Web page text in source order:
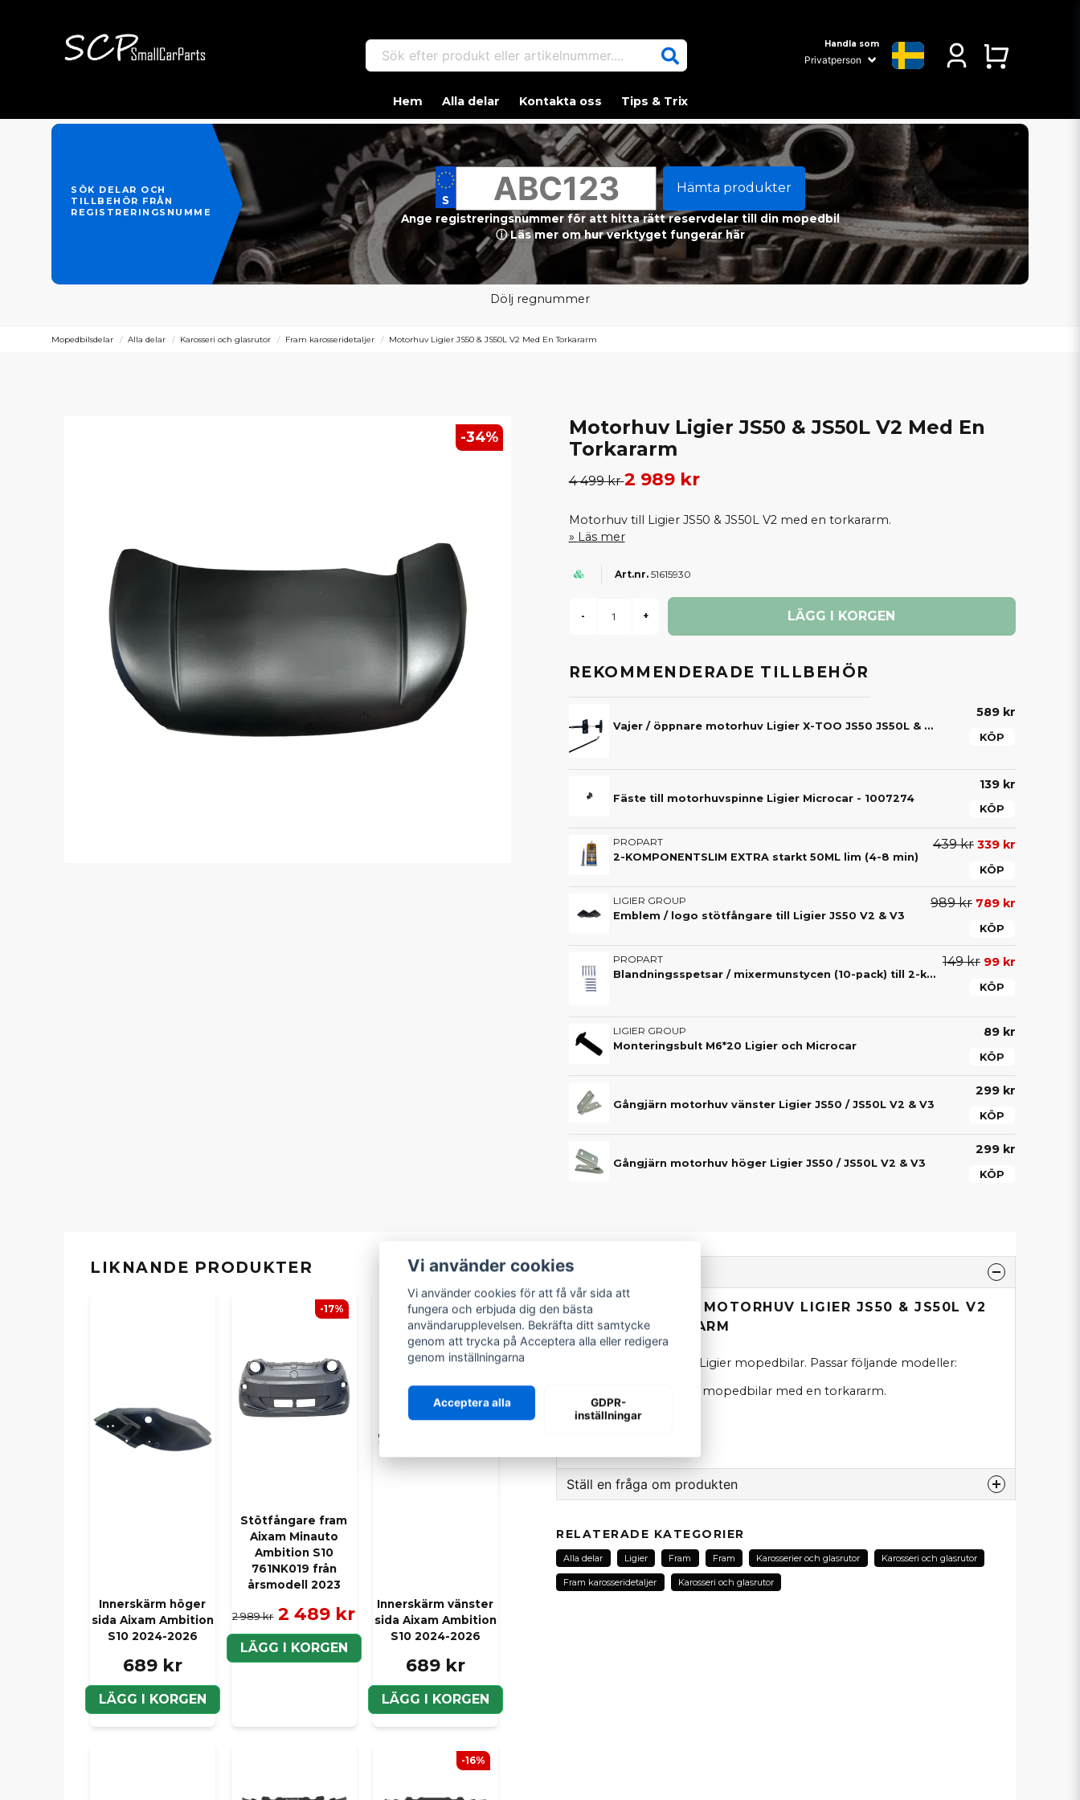
Sök efter produkt eller artikelnummer.... Handla som
Hem Alla delar Kontakta oss Tips & Trix
SÖK DELAR OCH
TILLBEHÖR FRÅN
REGISTRERINGSNUMMER
Hämta produkter
Ange registreringsnummer för att hitta rätt reservdelar till din mopedbil
ⓘ Läs mer om hur verktyget fungerar här
Dölj regnummer
Mopedbilsdelar Alla delar Karosseri och glasrutor Fram karosseridetaljer Motorhuv Ligier JS50 & JS50L V2 Med En Torkararm
-34%
Motorhuv Ligier JS50 & JS50L V2 Med En
Torkararm
4 499 kr2 989 kr
Motorhuv till Ligier JS50 & JS50L V2 med en torkararm.
Läs mer
51615930
- + LÄGG I KORGEN
REKOMMENDERADE TILLBEHÖR
Vajer / öppnare motorhuv Ligier X-TOO JS50 JS50L & JS60
589 kr
KÖP
Fäste till motorhuvspinne Ligier Microcar - 1007274
139 kr
KÖP
PROPART
2-KOMPONENTSLIM EXTRA starkt 50ML lim (4-8 min)
439 kr 339 kr
KÖP
LIGIER GROUP
Emblem / logo stötfångare till Ligier JS50 V2 & V3
989 kr 789 kr
KÖP
PROPART
Blandningsspetsar / mixermunstycen (10-pack) till 2-komponentslim – För exakt blandning av lim
149 kr 99 kr
KÖP
LIGIER GROUP
Monteringsbult M6*20 Ligier och Microcar
89 kr
KÖP
Gångjärn motorhuv vänster Ligier JS50 / JS50L V2 & V3
299 kr
KÖP
Gångjärn motorhuv höger Ligier JS50 / JS50L V2 & V3
299 kr
KÖP
LIKNANDE PRODUKTER
Innerskärm höger
sida Aixam Ambition
S10 2024-2026
689 kr
LÄGG I KORGEN
Stötfångare fram
Aixam Minauto
Ambition S10
761NK019 från
årsmodell 2023
2 989 kr 2 489 kr
LÄGG I KORGEN
-17%
Innerskärm vänster
sida Aixam Ambition
S10 2024-2026
689 kr
LÄGG I KORGEN
-16%
Beskrivning
BESKRIVNING AV MOTORHUV LIGIER JS50 & JS50L V2
MED EN TORKARARM
Motorhuv som passar Ligier mopedbilar. Passar följande modeller:
JS50 & JS50L V2 mopedbilar med en torkararm.
OEM: 1411527
Ställ en fråga om produkten
Fråga oss om denna produkt...
RELATERADE KATEGORIER
Alla delar Ligier Fram Fram Karosserier och glasrutor Karosseri och glasrutor
Fram karosseridetaljer Karosseri och glasrutor
Vi använder cookies
Vi använder cookies för att få vår sida att
fungera och erbjuda dig den bästa
användarupplevelsen. Bekräfta ditt samtycke
genom att trycka på Acceptera alla eller redigera
genom inställningarna
Acceptera alla
GDPR-
inställningar